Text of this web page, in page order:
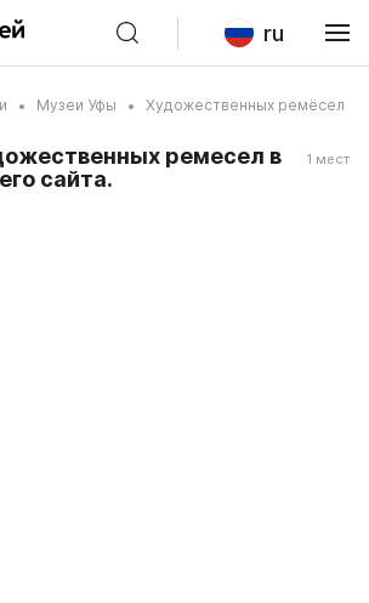
ru
Музеи Уфы Художественных ремёсел
ремесел в
сайта.
1 мест